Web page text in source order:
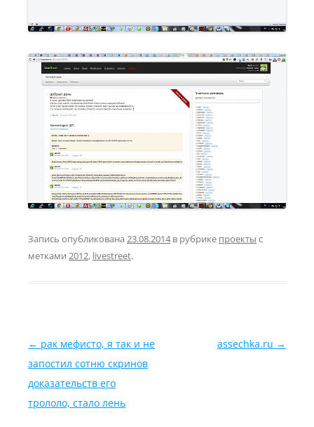
Запись опубликована 23.08.2014в рубрике проекты с
метками 2012, livestreet.
Навигация по записям
← рак мефисто, я так и не
запостил сотню скринов
доказательств его
трололо, стало лень
assechka.ru →